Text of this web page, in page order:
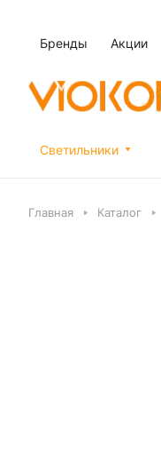
Бренды Акции
Светильники
Главная Каталог